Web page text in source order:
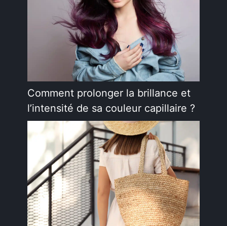
Comment prolonger la brillance et
l’intensité de sa couleur capillaire ?